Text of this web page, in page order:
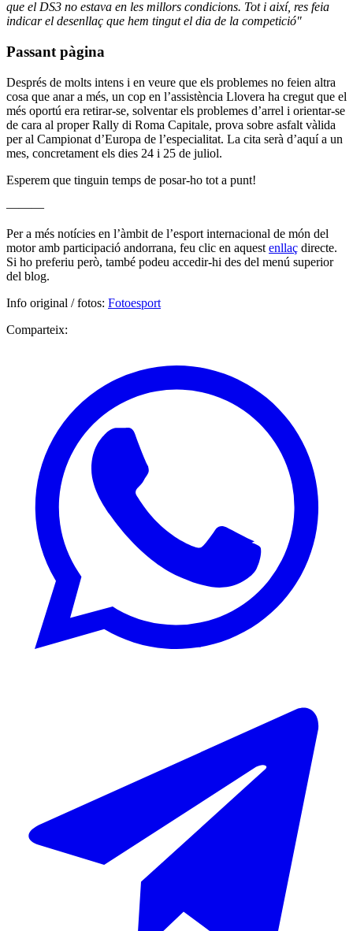
que el DS3 no estava en les millors condicions. Tot i així, res feia
indicar el desenllaç que hem tingut el dia de la competició"
Passant pàgina
Després de molts intens i en veure que els problemes no feien altra
cosa que anar a més, un cop en l’assistència Llovera ha cregut que el
més oportú era retirar-se, solventar els problemes d’arrel i orientar-se
de cara al proper Rally di Roma Capitale, prova sobre asfalt vàlida
per al Campionat d’Europa de l’especialitat. La cita serà d’aquí a un
mes, concretament els dies 24 i 25 de juliol.
Esperem que tinguin temps de posar-ho tot a punt!
———
Per a més notícies en l’àmbit de l’esport internacional de món del
motor amb participació andorrana, feu clic en aquest enllaç directe.
Si ho preferiu però, també podeu accedir-hi des del menú superior
del blog.
Info original / fotos: Fotoesport
Comparteix: